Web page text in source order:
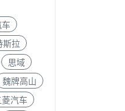
车
斯拉
思域
魏牌高山
菱汽车